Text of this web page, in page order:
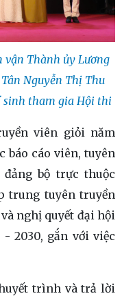
vận Thành ủy Lương
Nguyễn Thị Thu
sinh tham gia Hội thi
viên giỏi năm
báo cáo viên, tuyên
bộ trực thuộc
trung tuyên truyền
nghị quyết đại hội
2030, gắn với việc
trình và trả lời